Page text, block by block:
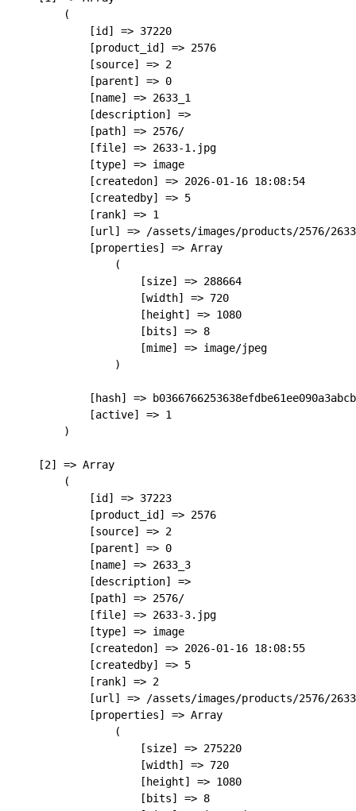
        (
            [id] => 37220
            [product_id] => 2576
            [source] => 2
            [parent] => 0
            [name] => 2633_1
            [description] =>
            [path] => 2576/
            [file] => 2633-1.jpg
            [type] => image
            [createdon] => 2026-01-16 18:08:54
            [createdby] => 5
            [rank] => 1
[url] => /assets/images/products/2576/
            [properties] => Array
                (
                    [size] => 288664
                    [width] => 720
                    [height] => 1080
                    [bits] => 8
                    [mime] => image/jpeg
                )
[hash] =>
            [active] => 1
        )
    [2] => Array
        (
            [id] => 37223
            [product_id] => 2576
            [source] => 2
            [parent] => 0
            [name] => 2633_3
            [description] =>
            [path] => 2576/
            [file] => 2633-3.jpg
            [type] => image
            [createdon] => 2026-01-16 18:08:55
            [createdby] => 5
            [rank] => 2
[url] => /assets/images/products/2576/
            [properties] => Array
                (
                    [size] => 275220
                    [width] => 720
                    [height] => 1080
                    [bits] => 8